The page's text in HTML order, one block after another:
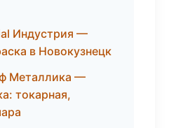
Индустрия —
в Новокузнецк
Металлика —
токарная,